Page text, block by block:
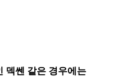
덱쎈 같은 경우에는